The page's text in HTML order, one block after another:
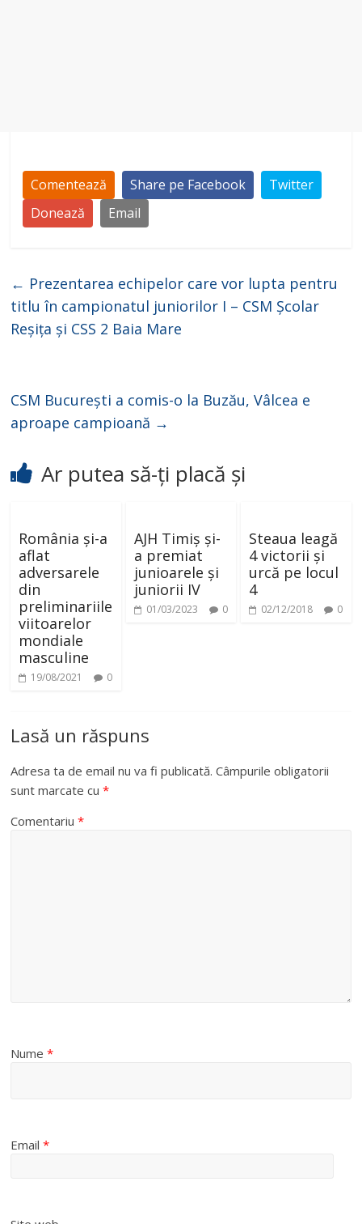
Comentează Share pe Facebook
Twitter
Donează
Email
← Prezentarea echipelor care vor lupta pentru
titlu în campionatul juniorilor I – CSM Școlar
Reșița și CSS 2 Baia Mare
CSM București a comis-o la Buzău, Vâlcea e
aproape campioană →
Ar putea să-ți placă și
România și-a
aflat
adversarele
din
preliminariile
viitoarelor
mondiale
masculine
19/08/2021 0
AJH Timiș și-
a premiat
junioarele și
juniorii IV
01/03/2023 0
Steaua leagă
4 victorii și
urcă pe locul
4
02/12/2018 0
Lasă un răspuns
Adresa ta de email nu va fi publicată. Câmpurile obligatorii
sunt marcate cu*
Comentariu*
Nume*
Email*